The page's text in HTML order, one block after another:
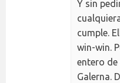
Y sin
cumple.
win-win.
entero de
Galerna.